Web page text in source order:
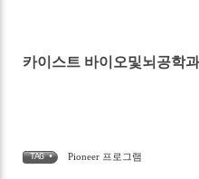
카이스트 바이오및뇌공학
TAG • Pioneer 프로그램